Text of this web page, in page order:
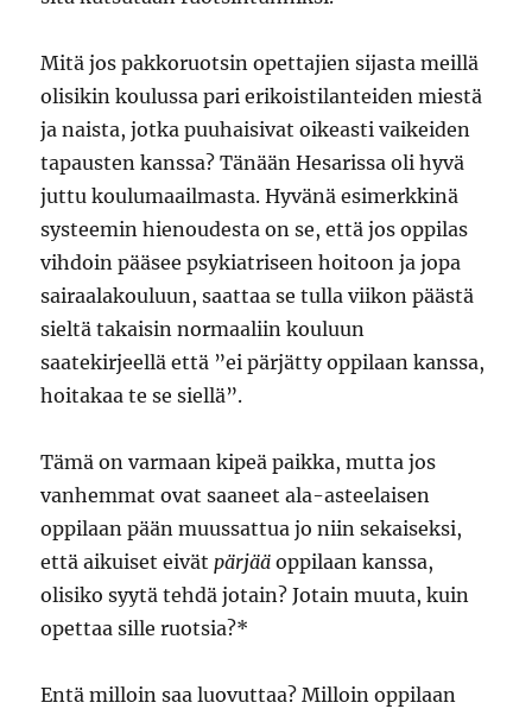
Mitä jos pakkoruotsin opettajien sijasta meillä
olisikin koulussa pari erikoistilanteiden miestä
ja naista, jotka puuhaisivat oikeasti vaikeiden
tapausten kanssa? Tänään Hesarissa oli hyvä
juttu koulumaailmasta. Hyvänä esimerkkinä
systeemin hienoudesta on se, että jos oppilas
vihdoin pääsee psykiatriseen hoitoon ja jopa
sairaalakouluun, saattaa se tulla viikon päästä
sieltä takaisin normaaliin kouluun
saatekirjeellä että ”ei pärjätty oppilaan kanssa,
hoitakaa te se siellä”.
Tämä on varmaan kipeä paikka, mutta jos
vanhemmat ovat saaneet ala-asteelaisen
oppilaan pään muussattua jo niin sekaiseksi,
että aikuiset eivätpärjää oppilaan kanssa,
olisiko syytä tehdä jotain? Jotain muuta, kuin
opettaa sille ruotsia?*
Entä milloin saa luovuttaa? Milloin oppilaan